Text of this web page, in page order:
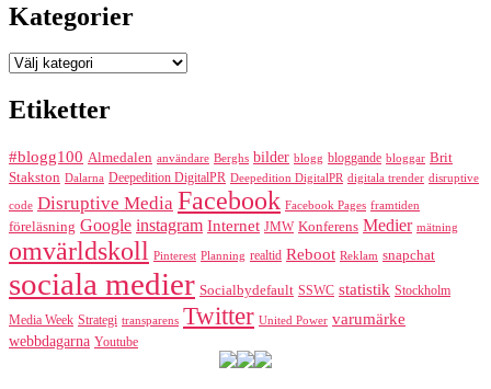
Kategorier
Kategorier
Etiketter
#blogg100 Almedalen användare Berghs bilder blogg bloggande bloggar Brit
Stakston Dalarna Deepedition DigitalPR Deepedition DigitalPR digitala trender disruptive
code Disruptive Media Facebook Facebook Pages framtiden
föreläsning Google instagram Internet JMW Konferens Medier mätning
omvärldskoll Pinterest Planning realtid Reboot Reklam snapchat
sociala medier Socialbydefault SSWC statistik Stockholm
Media Week Strategi transparens Twitter United Power varumärke
webbdagarna Youtube